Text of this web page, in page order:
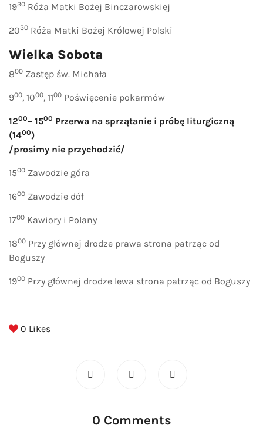
1930 Róża Matki Bożej Binczarowskiej
2030 Róża Matki Bożej Królowej Polski
Wielka Sobota
800 Zastęp św. Michała
900, 1000, 1100 Poświęcenie pokarmów
1200– 1500 Przerwa na sprzątanie i próbę liturgiczną
(1400)
/prosimy nie przychodzić/
1500 Zawodzie góra
1600 Zawodzie dół
1700 Kawiory i Polany
1800 Przy głównej drodze prawa strona patrząc od
Boguszy
1900 Przy głównej drodze lewa strona patrząc od Boguszy
0 Likes
0 Comments